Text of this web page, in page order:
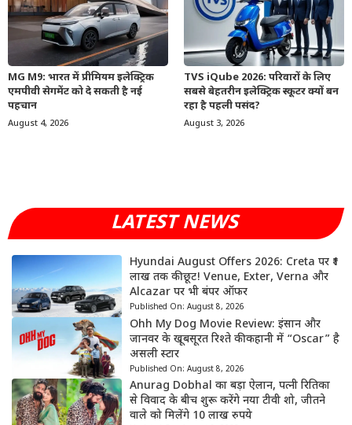
MG M9: भारत में प्रीमियम इलेक्ट्रिक
एमपीवी सेगमेंट को दे सकती है नई
पहचान
August 4, 2026
TVS iQube 2026: परिवारों के लिए
सबसे बेहतरीन इलेक्ट्रिक स्कूटर क्यों बन
रहा है पहली पसंद?
August 3, 2026
LATEST NEWS
Hyundai August Offers 2026: Creta पर ₹1
लाख तक की छूट! Venue, Exter, Verna और
Alcazar पर भी बंपर ऑफर
Published On: August 8, 2026
Ohh My Dog Movie Review: इंसान और
जानवर के खूबसूरत रिश्ते की कहानी में “Oscar” है
असली स्टार
Published On: August 8, 2026
Anurag Dobhal का बड़ा ऐलान, पत्नी रितिका
से विवाद के बीच शुरू करेंगे नया टीवी शो, जीतने
वाले को मिलेंगे 10 लाख रुपये